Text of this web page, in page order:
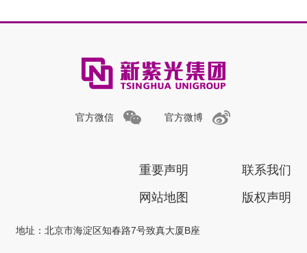
官方微信 官方微博
重要声明
联系我们
网站地图
版权声明
地址：北京市海淀区知春路7号致真大厦B座